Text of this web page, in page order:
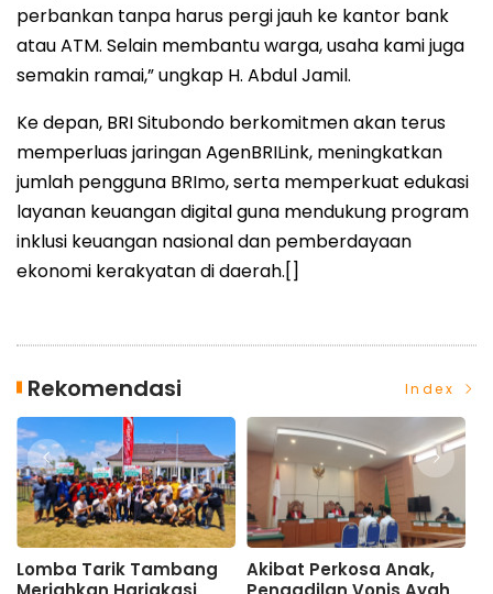
perbankan tanpa harus pergi jauh ke kantor bank
atau ATM. Selain membantu warga, usaha kami juga
semakin ramai,” ungkap H. Abdul Jamil.
Ke depan, BRI Situbondo berkomitmen akan terus
memperluas jaringan AgenBRILink, meningkatkan
jumlah pengguna BRImo, serta memperkuat edukasi
layanan keuangan digital guna mendukung program
inklusi keuangan nasional dan pemberdayaan
ekonomi kerakyatan di daerah.[]
Rekomendasi Index
Anak,
Giling PG Asembagus
PG